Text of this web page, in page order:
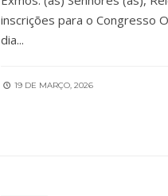
inscrições para o Congresso
dia...
19 DE MARÇO, 2026